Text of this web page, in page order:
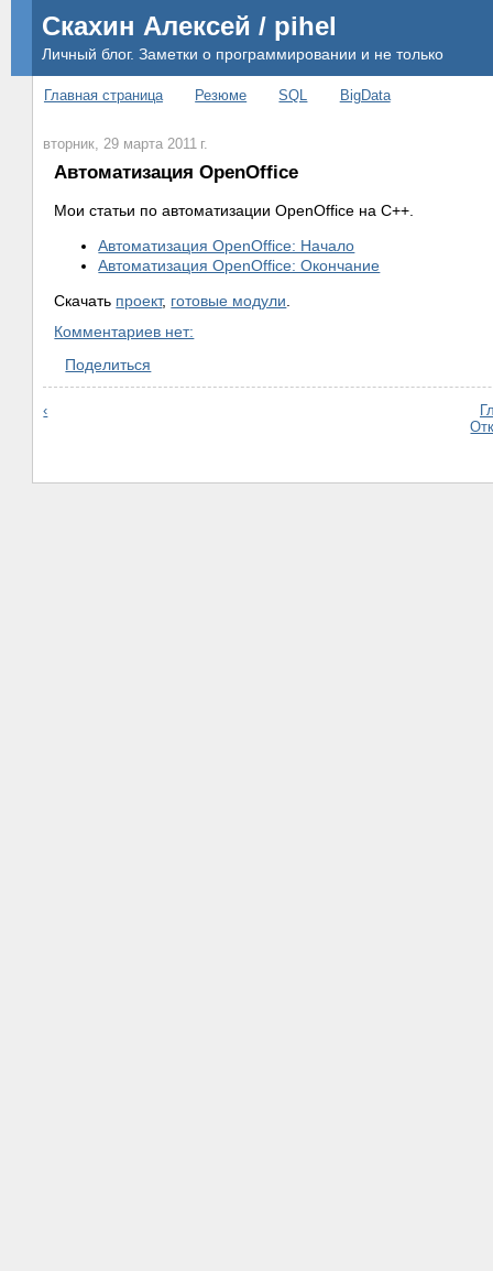
Скахин Алексей / pihel
Личный блог. Заметки о программировании и не только
Главная страница Резюме SQL BigData
вторник, 29 марта 2011 г.
Автоматизация OpenOffice
Мои статьи по автоматизации OpenOffice на C++.
Автоматизация OpenOffice: Начало
Автоматизация OpenOffice: Окончание
Скачать проект, готовые модули
Комментариев нет:
Поделиться
‹